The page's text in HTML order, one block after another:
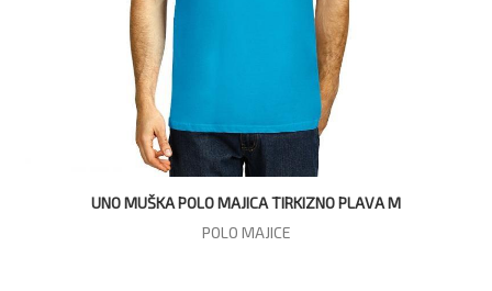
UNO MUŠKA POLO MAJICA TIRKIZNO PLAVA M
POLO MAJICE